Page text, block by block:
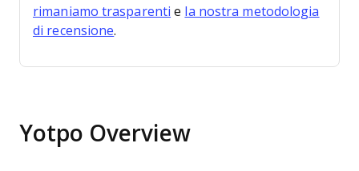
rimaniamo trasparenti e la nostra metodologia
di recensione.
Yotpo Overview